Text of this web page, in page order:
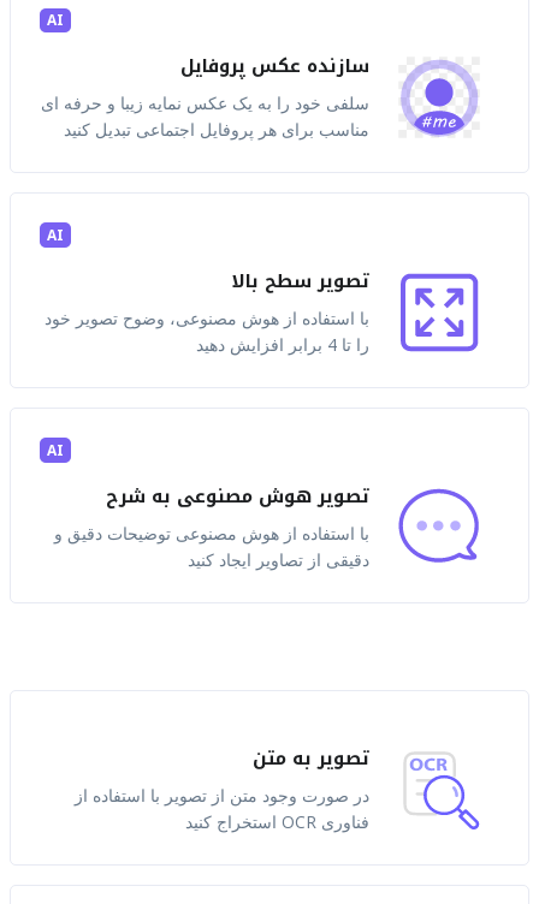
AI
سازنده عکس پروفایل
سلفی خود را به یک عکس نمایه زیبا و حرفه ای
مناسب برای هر پروفایل اجتماعی تبدیل کنید
AI
تصویر سطح بالا
با استفاده از هوش مصنوعی، وضوح تصویر خود
را تا 4 برابر افزایش دهید
AI
تصویر هوش مصنوعی به شرح
با استفاده از هوش مصنوعی توضیحات دقیق و
دقیقی از تصاویر ایجاد کنید
تصویر به متن
در صورت وجود متن از تصویر با استفاده از
فناوری OCR استخراج کنید